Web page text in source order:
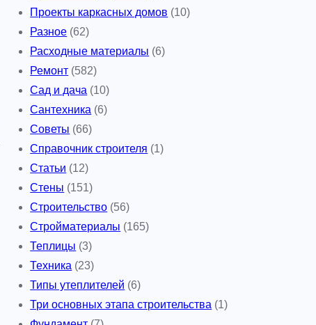
Проекты каркасных домов (10)
Разное (62)
Расходные материалы (6)
Ремонт (582)
Сад и дача (10)
Сантехника (6)
Советы (66)
Справочник строителя (1)
Статьи (12)
Стены (151)
Строительство (56)
Стройматериалы (165)
Теплицы (3)
Техника (23)
Типы утеплителей (6)
Три основных этапа строительства (1)